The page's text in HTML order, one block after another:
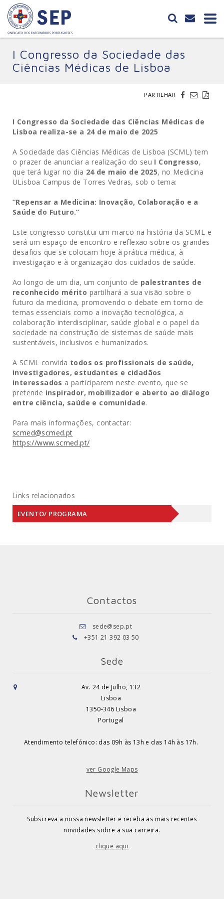
I Congresso da Sociedade das
Ciências Médicas de Lisboa
PARTILHAR
I Congresso da Sociedade das Ciências Médicas de
Lisboa realiza-se a 24 de maio de 2025
A Sociedade das Ciências Médicas de Lisboa (SCML) tem
o prazer de anunciar a realização do seu I Congresso,
que terá lugar no dia 24 de maio de 2025, no Medicina
ULisboa Campus de Torres Vedras, sob o tema:
“Repensar a Medicina: Inovação, Colaboração e a
Saúde do Futuro.”
Este congresso constitui um marco na história da SCML e
será um espaço de encontro e reflexão sobre os grandes
desafios que se colocam hoje à prática médica, à
investigação e à organização dos cuidados de saúde.
Ao longo de um dia, um conjunto de palestrantes de
reconhecido mérito partilhará a sua visão sobre o
futuro da medicina, promovendo o debate em torno de
temas essenciais como a inovação tecnológica, a
colaboração interdisciplinar, saúde global e o papel da
sociedade na construção de sistemas de saúde mais
sustentáveis, inclusivos e humanizados.
A SCML convida todos os profissionais de saúde,
investigadores, estudantes e cidadãos
interessados a participarem neste evento, que se
pretende inspirador, mobilizador e aberto ao diálogo
entre ciência, saúde e comunidade.
Para mais informações, contactar:
scmed@scmed.pt
https://www.scmed.pt/
Links relacionados
EVENTO/ PROGRAMA
Contactos
sede@sep.pt
+351 21 392 03 50
Sede
Av. 24 de Julho, 132
Lisboa
1350-346 Lisboa
Portugal
Atendimento telefónico: das 09h às 13h e das 14h às 17h.
ver Google Maps
Newsletter
Subscreva a nossa newsletter e receba as mais recentes
novidades sobre a sua carreira.
clique aqui